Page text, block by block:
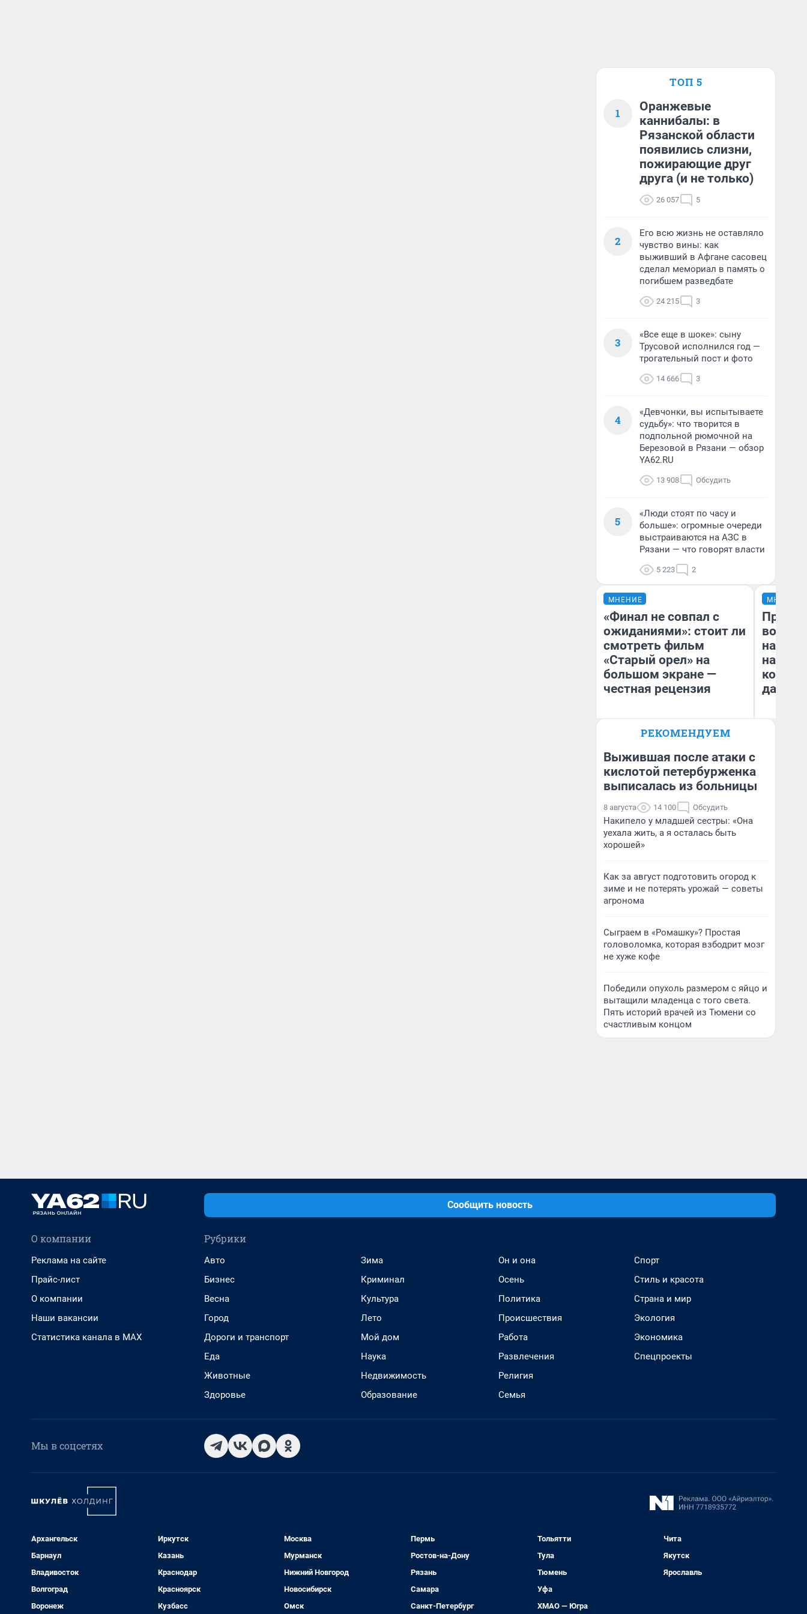
ТОП 5
1
Оранжевые
каннибалы: в
Рязанской области
появились слизни,
пожирающие друг
друга (и не только)
26 057 5
2
Его всю жизнь не оставляло
чувство вины: как
выживший в Афгане сасовец
сделал мемориал в память о
погибшем разведбате
24 215 3
3
«Все еще в шоке»: сыну
Трусовой исполнился год —
трогательный пост и фото
14 666 3
4
«Девчонки, вы испытываете
судьбу»: что творится в
подпольной рюмочной на
Березовой в Рязани — обзор
YA62.RU
13 908 Обсудить
5
«Люди стоят по часу и
больше»: огромные очереди
выстраиваются на АЗС в
Рязани — что говорят власти
5 223 2
МНЕНИЕ
«Финал не совпал с
ожиданиями»: стоит ли
смотреть фильм
«Старый орел» на
большом экране —
честная рецензия
Надежда Губарь
МНЕНИЕ
нам
даже
РЕКОМЕНДУЕМ
Выжившая после атаки с
кислотой петербурженка
выписалась из больницы
8 августа 14 100 Обсудить
Накипело у младшей сестры: «Она
уехала жить, а я осталась быть
хорошей»
Как за август подготовить огород к
зиме и не потерять урожай — советы
агронома
Сыграем в «Ромашку»? Простая
головоломка, которая взбодрит мозг
не хуже кофе
Победили опухоль размером с яйцо и
вытащили младенца с того света.
Пять историй врачей из Тюмени со
счастливым концом
Сообщить новость
О компании
Реклама на сайте
Прайс-лист
О компании
Наши вакансии
Статистика канала в MAX
Рубрики
Авто
Бизнес
Весна
Город
Дороги и транспорт
Еда
Животные
Здоровье
Зима
Криминал
Культура
Лето
Мой дом
Наука
Недвижимость
Образование
Он и она
Осень
Политика
Происшествия
Работа
Развлечения
Религия
Семья
Спорт
Стиль и красота
Страна и мир
Экология
Экономика
Спецпроекты
Мы в соцсетях
Архангельск
Барнаул
Владивосток
Волгоград
Воронеж
Иркутск
Казань
Краснодар
Красноярск
Кузбасс
Москва
Мурманск
Нижний Новгород
Новосибирск
Омск
Пермь
Ростов-на-Дону
Рязань
Самара
Санкт-Петербург
Тольятти
Тула
Тюмень
Уфа
ХМАО — Югра
Чита
Якутск
Ярославль